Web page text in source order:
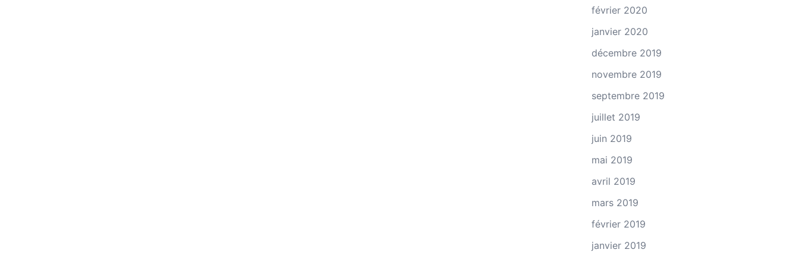
février 2020
janvier 2020
décembre 2019
novembre 2019
septembre 2019
juillet 2019
juin 2019
mai 2019
avril 2019
mars 2019
février 2019
janvier 2019